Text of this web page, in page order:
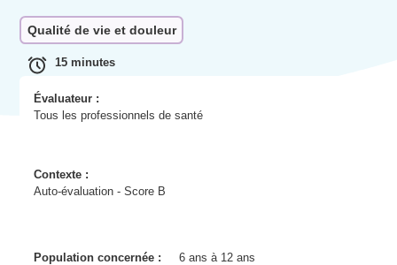
Qualité de vie et douleur
15 minutes
Évaluateur :
Tous les professionnels de santé
Contexte :
Auto-évaluation - Score B
Population concernée : 6 ans à 12 ans